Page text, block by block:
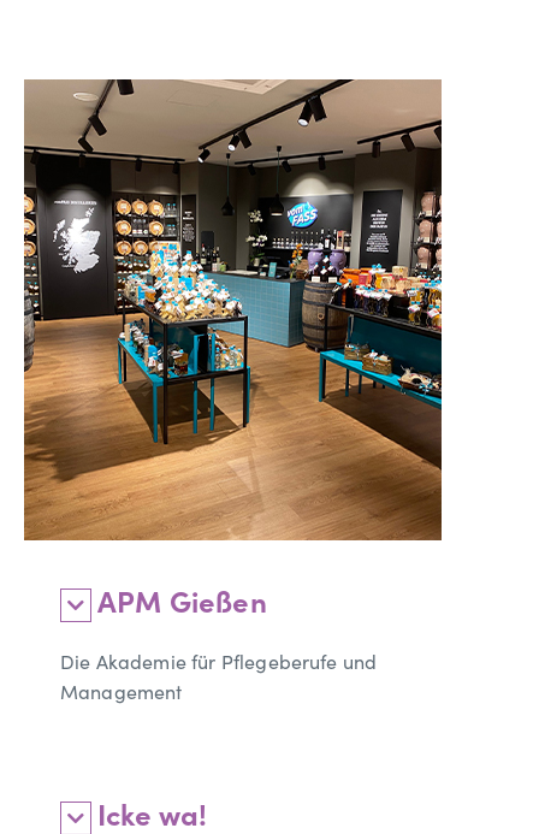
APM Gießen
Die Akademie für Pflegeberufe und
Management
Icke wa!